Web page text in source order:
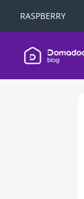
RASPBERRY